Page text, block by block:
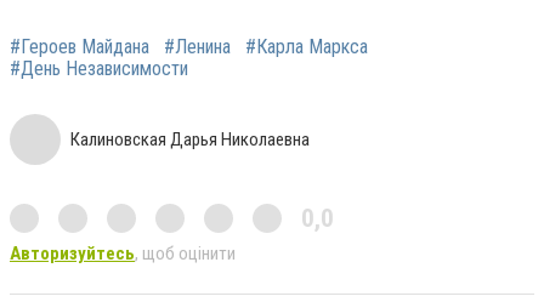
#Героев Майдана #Ленина
#Карла Маркса
#День Независимости
Калиновская Дарья Николаевна
0,0
Авторизуйтесь, щоб оцінити